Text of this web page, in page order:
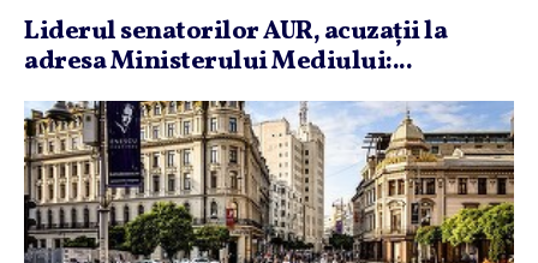
Liderul senatorilor AUR, acuzaţii la
adresa Ministerului Mediului:...